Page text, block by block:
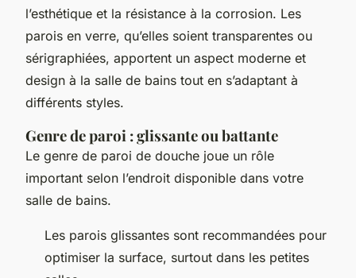
l’esthétique et la résistance à la corrosion. Les
parois en verre, qu’elles soient transparentes ou
sérigraphiées, apportent un aspect moderne et
design à la salle de bains tout en s’adaptant à
différents styles.
Genre de paroi : glissante ou battante
Le genre de paroi de douche joue un rôle
important selon l’endroit disponible dans votre
salle de bains.
Les parois glissantes sont recommandées pour
optimiser la surface, surtout dans les petites